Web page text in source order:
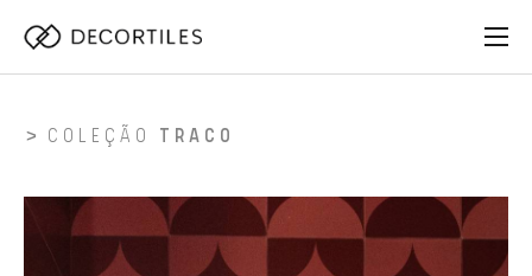
COLEÇÃO TRACO